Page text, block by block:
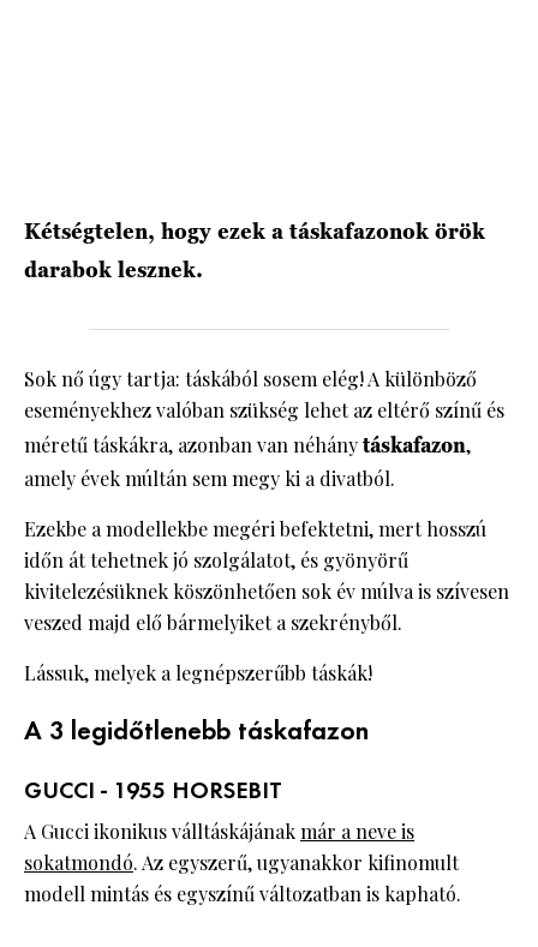
Kétségtelen, hogy ezek a táskafazonok örök
darabok lesznek.
Sok nő úgy tartja: táskából sosem elég! A különböző
eseményekhez valóban szükség lehet az eltérő színű és
méretű táskákra, azonban van néhánytáskafazon,
amely évek múltán sem megy ki a divatból.
Ezekbe a modellekbe megéri befektetni, mert hosszú
időn át tehetnek jó szolgálatot, és gyönyörű
kivitelezésüknek köszönhetően sok év múlva is szívesen
veszed majd elő bármelyiket a szekrényből.
Lássuk, melyek a legnépszerűbb táskák!
A 3 legidőtlenebb táskafazon
GUCCI - 1955 HORSEBIT
A Gucci ikonikus válltáskájánakmár a neve is
sokatmondó. Az egyszerű, ugyanakkor kifinomult
modell mintás és egyszínű változatban is kapható.